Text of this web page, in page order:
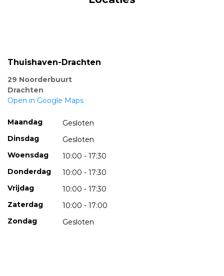
Thuishaven-Drachten
29 Noorderbuurt
Drachten
Open in Google Maps
Maandag
Gesloten
Dinsdag
Gesloten
Woensdag
10:00 - 17:30
Donderdag
10:00 - 17:30
Vrijdag
10:00 - 17:30
Zaterdag
10:00 - 17:00
Zondag
Gesloten